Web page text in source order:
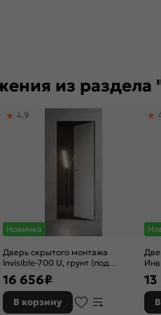
из раздела
Новинка
Дверь скрытого монтажа
Invisible-700 U, грунт (под
окраску), правое открывание,
Грунт, каркасно-щитовая
4,9
16 656₽
В корзину